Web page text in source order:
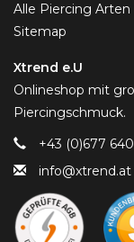
Alle Piercing Arten
Sitemap
Xtrend e.U
Onlineshop mit
Piercingschmuck.
+43 (0)677
info@xtrend.at